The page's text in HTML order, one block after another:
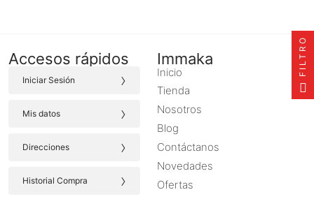
Accesos rápidos
Iniciar Sesión ›
Mis datos ›
Direcciones ›
Historial Compra ›
Immaka
Inicio
Tienda
Nosotros
Blog
Contáctanos
Novedades
Ofertas
FILTRO